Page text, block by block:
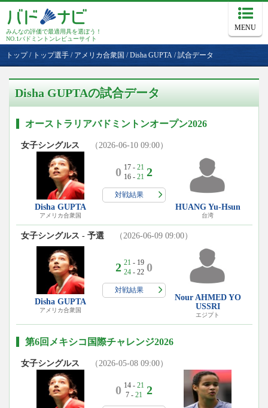
みんなの評価で最適用具を選ぼう！
NO.1バドミントンレビューサイト
MENU
トップ/ トップ選手 / アメリカ合衆国 /Disha GUPTA /試合データ
Disha GUPTAの試合データ
オーストラリアバドミントンオープン2026
女子シングルス （2026-06-10 09:00）
Disha GUPTA
アメリカ合衆国
0 17 - 21
16 - 21 2
対戦結果
HUANG Yu-Hsun
台湾
女子シングルス - 予選 （2026-06-09 09:00）
Disha GUPTA
アメリカ合衆国
2 21 - 19
24- 22 0
対戦結果
Nour AHMED YO
USSRI
エジプト
第6回メキシコ国際チャレンジ2026
女子シングルス （2026-05-08 09:00）
0 14 - 21
7 - 21 2